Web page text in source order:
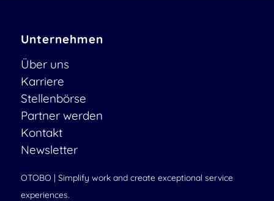
Unternehmen
Über uns
Karriere
Stellenbörse
Partner werden
Kontakt
Newsletter
OTOBO | Simplify work and create exceptional service
experiences.